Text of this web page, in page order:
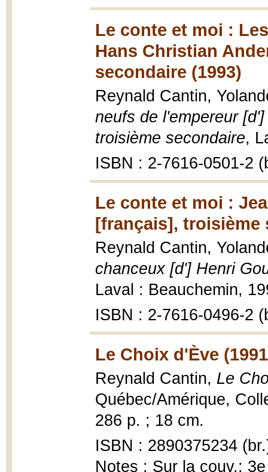
Le conte et moi :
Hans Christian
secondaire (1993)
Reynald Cantin,
neufs de l'empereur
troisième secondaire,
ISBN : 2-7616-0501-2
Le conte et moi :
[français], troisième
Reynald Cantin,
chanceux [d'] Henri
Laval : Beauchemin,
ISBN : 2-7616-0496-2
Le Choix d'Ève
Reynald Cantin, Le
Québec/Amérique,
286 p. ; 18 cm.
ISBN : 2890375234
Notes : Sur la couv.: